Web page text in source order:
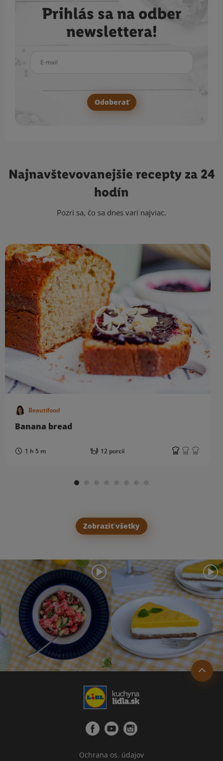
Prihlás sa na odber
newslettera!
Odoberať
Najnavštevovanejšie recepty za 24
hodín
Pozri sa, čo sa dnes varí najviac.
Beautifood
Banana bread
1 h 5 m 12 porcií
Zobraziť všetky
Ochrana os. údajov